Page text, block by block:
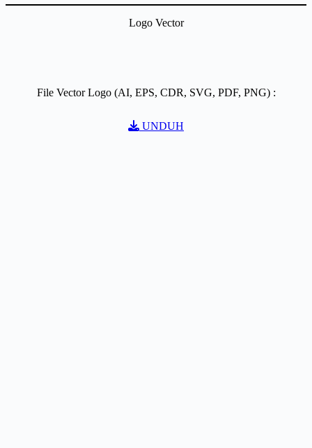
Logo Vector
File Vector Logo (AI, EPS, CDR, SVG, PDF, PNG) :
UNDUH